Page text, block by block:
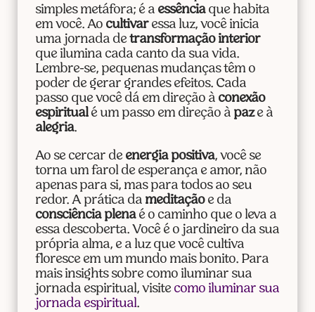
simples metáfora; é a essênciaque habita
em você. Ao cultivaressa luz, você inicia
uma jornada de transformação interior
que ilumina cada canto da sua vida.
Lembre-se, pequenas mudanças têm o
poder de gerar grandes efeitos. Cada
passo que você dá em direção à conexão
espiritualé um passo em direção à paze à
alegria.
Ao se cercar de energia positiva, você se
torna um farol de esperança e amor, não
apenas para si, mas para todos ao seu
redor. A prática da meditaçãoe da
consciência plenaé o caminho que o leva a
essa descoberta. Você é o jardineiro da sua
própria alma, e a luz que você cultiva
floresce em um mundo mais bonito. Para
mais insights sobre como iluminar sua
jornada espiritual, visite como iluminar sua
jornada espiritual.